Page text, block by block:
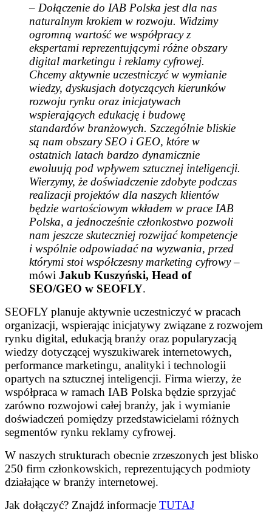
– Dołączenie do IAB Polska jest dla nas
naturalnym krokiem w rozwoju. Widzimy
ogromną wartość we współpracy z
ekspertami reprezentującymi różne obszary
digital marketingu i reklamy cyfrowej.
Chcemy aktywnie uczestniczyć w wymianie
wiedzy, dyskusjach dotyczących kierunków
rozwoju rynku oraz inicjatywach
wspierających edukację i budowę
standardów branżowych. Szczególnie bliskie
są nam obszary SEO i GEO, które w
ostatnich latach bardzo dynamicznie
ewoluują pod wpływem sztucznej inteligencji.
Wierzymy, że doświadczenie zdobyte podczas
realizacji projektów dla naszych klientów
będzie wartościowym wkładem w prace IAB
Polska, a jednocześnie członkostwo pozwoli
nam jeszcze skuteczniej rozwijać kompetencje
i wspólnie odpowiadać na wyzwania, przed
którymi stoi współczesny marketing cyfrowy–
mówi Jakub Kuszyński, Head of
SEO/GEO w SEOFLY.
SEOFLY planuje aktywnie uczestniczyć w pracach
organizacji, wspierając inicjatywy związane z rozwojem
rynku digital, edukacją branży oraz popularyzacją
wiedzy dotyczącej wyszukiwarek internetowych,
performance marketingu, analityki i technologii
opartych na sztucznej inteligencji. Firma wierzy, że
współpraca w ramach IAB Polska będzie sprzyjać
zarówno rozwojowi całej branży, jak i wymianie
doświadczeń pomiędzy przedstawicielami różnych
segmentów rynku reklamy cyfrowej.
W naszych strukturach obecnie zrzeszonych jest blisko
250 firm członkowskich, reprezentujących podmioty
działające w branży internetowej.
Jak dołączyć? Znajdź informacje TUTAJ